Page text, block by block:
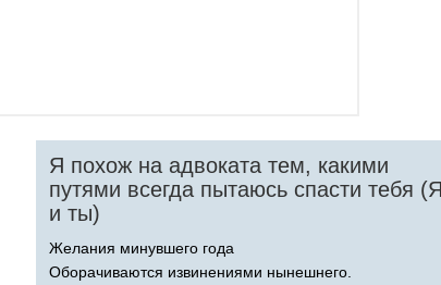
Я похож на адвоката тем, какими
путями всегда пытаюсь спасти тебя
и ты)
Желания минувшего года
Оборачиваются извинениями нынешнего.